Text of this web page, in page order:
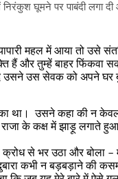
निरंकुश घूमने पर पाबंदी लगा
महल में आया तो उसे
हैं और तुम्हें बाहर फिंकवा
उसने उस सेवक को अपने घर
था। उसने कहा की न केवल
के कक्ष में झाड़ू लगाते हुआ
से भर उठा और बोला –
कभी न बड़बड़ाने की